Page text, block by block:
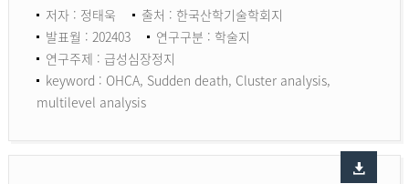
저자 : 정태욱
출처 : 한국산학기술학회지
발표월 : 202403
연구구분 : 학술지
연구주제 : 급성심장정지
keyword : OHCA, Sudden death, Cluster analysis,
multilevel analysis